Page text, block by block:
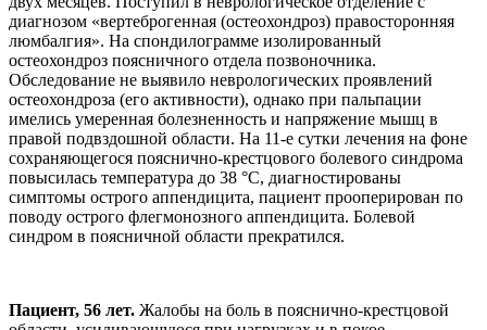
диагнозом «вертеброгенная (остеохондроз) правосторонняя
люмбалгия». На спондилограмме изолированный
остеохондроз поясничного отдела позвоночника.
Обследование не выявило неврологических проявлений
остеохондроза (его активности), однако при пальпации
имелись умеренная болезненность и напряжение мышц в
правой подвздошной области. На 11-е сутки лечения на фоне
сохраняющегося пояснично-крестцового болевого синдрома
повысилась температура до 38 °С, диагностированы
симптомы острого аппендицита, пациент прооперирован по
поводу острого флегмонозного аппендицита. Болевой
синдром в поясничной области прекратился.
Пациент, 56 лет. Жалобы на боль в пояснично-крестцовой